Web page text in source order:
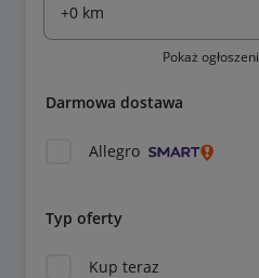
Pokaż
Darmowa dostawa
Allegro
Typ oferty
Kup teraz